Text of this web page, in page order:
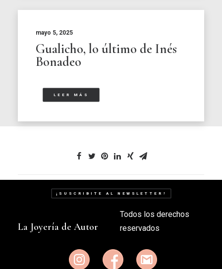
mayo 5, 2025
Gualicho, lo último de Inés
Bonadeo
LEER MÁS
¡SUSCRIBITE AL NEWSLETTER!
La Joyería de Autor
Todos los derechos
reservados